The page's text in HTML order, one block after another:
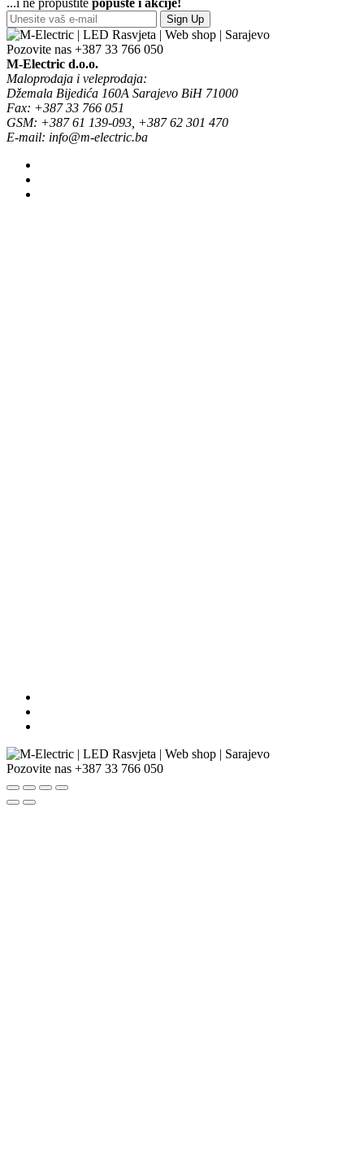
Sign Up
Pozovite nas +387 33 766 050
M-Electric d.o.o.
Maloprodaja i veleprodaja:
Džemala Bijedića 160A Sarajevo BiH 71000
Fax: +387 33 766 051
GSM: +387 61 139-093, +387 62 301 470
E-mail: info@m-electric.ba
Pozovite nas +387 33 766 050